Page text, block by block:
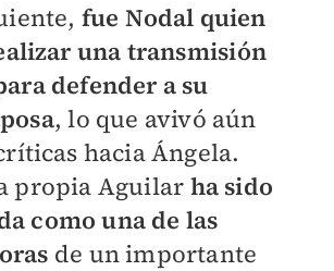
fue Nodal quien
una transmisión
defender a su
, lo que avivó aún
hacia Ángela.
propia Aguilar ha sido
como una de las
de un importante